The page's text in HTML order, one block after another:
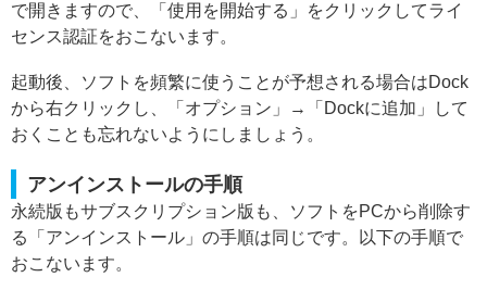
で開きますので、「使用を開始する」をクリックしてライ
センス認証をおこないます。
起動後、ソフトを頻繁に使うことが予想される場合はDock
から右クリックし、「オプション」→「Dockに追加」して
おくことも忘れないようにしましょう。
アンインストールの手順
永続版もサブスクリプション版も、ソフトをPCから削除す
る「アンインストール」の手順は同じです。以下の手順で
おこないます。